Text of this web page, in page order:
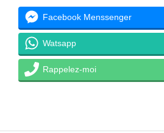
Facebook Menssenger
Watsapp
Rappelez-moi